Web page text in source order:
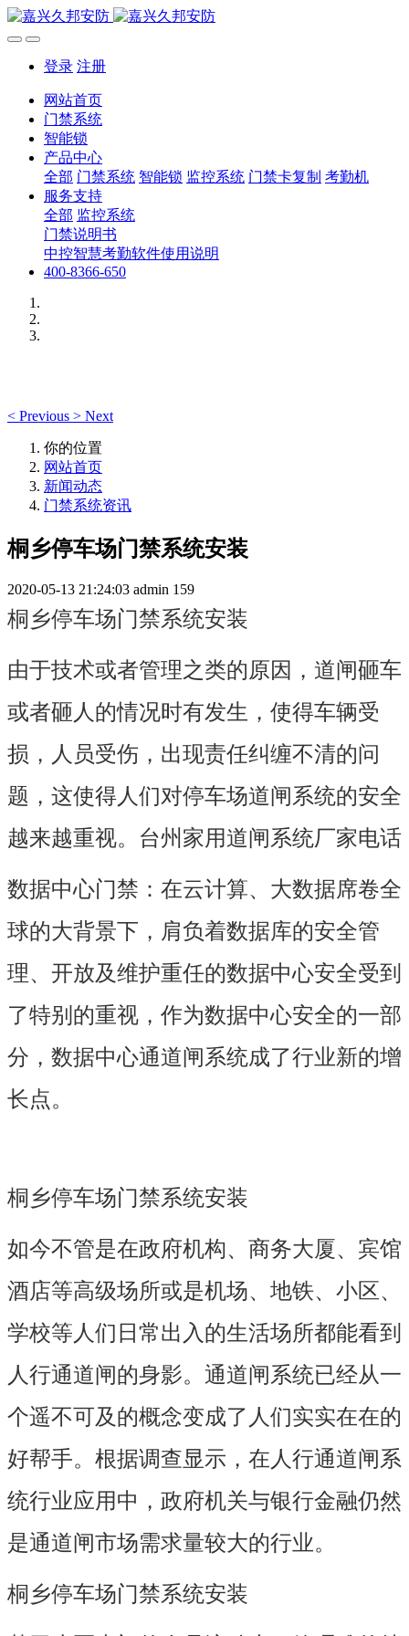
登录 注册
网站首页
门禁系统
智能锁
产品中心
全部 门禁系统 智能锁 监控系统 门禁卡复制 考勤机
服务支持
全部 监控系统
门禁说明书
中控智慧考勤软件使用说明
400-8366-650
< Previous > Next
你的位置
网站首页
新闻动态
门禁系统资讯
桐乡停车场门禁系统安装
2020-05-13 21:24:03 admin 159
桐乡停车场门禁系统安装
由于技术或者管理之类的原因，道闸砸车
或者砸人的情况时有发生，使得车辆受
损，人员受伤，出现责任纠缠不清的问
题，这使得人们对停车场道闸系统的安全
越来越重视。台州家用道闸系统厂家电话
数据中心门禁：在云计算、大数据席卷全
球的大背景下，肩负着数据库的安全管
理、开放及维护重任的数据中心安全受到
了特别的重视，作为数据中心安全的一部
分，数据中心通道闸系统成了行业新的增
长点。
桐乡停车场门禁系统安装
如今不管是在政府机构、商务大厦、宾馆
酒店等高级场所或是机场、地铁、小区、
学校等人们日常出入的生活场所都能看到
人行通道闸的身影。通道闸系统已经从一
个遥不可及的概念变成了人们实实在在的
好帮手。根据调查显示，在人行通道闸系
统行业应用中，政府机关与银行金融仍然
是通道闸市场需求量较大的行业。
桐乡停车场门禁系统安装